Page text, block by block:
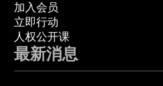
加入会员
立即行动
人权公开课
最新消息